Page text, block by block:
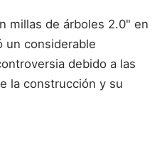
millas de árboles 2.0" en
un considerable
debido a las
la construcción y su